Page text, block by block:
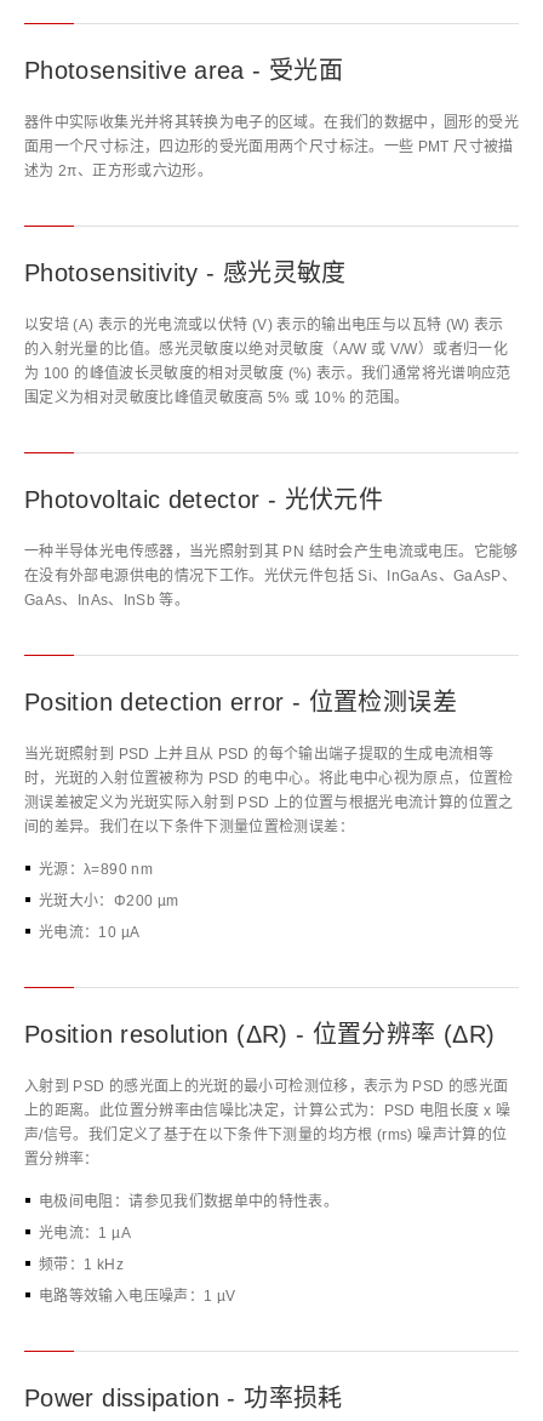
Photosensitive area - 受光面
器件中实际收集光并将其转换为电子的区域。在我们的数据中，圆形的受光
面用一个尺寸标注，四边形的受光面用两个尺寸标注。一些 PMT 尺寸被描
述为 2π、正方形或六边形。
Photosensitivity - 感光灵敏度
以安培 (A) 表示的光电流或以伏特 (V) 表示的输出电压与以瓦特 (W) 表示
的入射光量的比值。感光灵敏度以绝对灵敏度（A/W 或 V/W）或者归一化
为 100 的峰值波长灵敏度的相对灵敏度 (%) 表示。我们通常将光谱响应范
围定义为相对灵敏度比峰值灵敏度高 5% 或 10% 的范围。
Photovoltaic detector - 光伏元件
一种半导体光电传感器，当光照射到其 PN 结时会产生电流或电压。它能够
在没有外部电源供电的情况下工作。光伏元件包括 Si、InGaAs、GaAsP、
GaAs、InAs、InSb 等。
Position detection error - 位置检测误差
当光斑照射到 PSD 上并且从 PSD 的每个输出端子提取的生成电流相等
时，光斑的入射位置被称为 PSD 的电中心。将此电中心视为原点，位置检
测误差被定义为光斑实际入射到 PSD 上的位置与根据光电流计算的位置之
间的差异。我们在以下条件下测量位置检测误差：
光源：λ=890 nm
光斑大小：Φ200 µm
光电流：10 µA
Position resolution (ΔR) - 位置分辨率 (ΔR)
入射到 PSD 的感光面上的光斑的最小可检测位移，表示为 PSD 的感光面
上的距离。此位置分辨率由信噪比决定，计算公式为：PSD 电阻长度 x 噪
声/信号。我们定义了基于在以下条件下测量的均方根 (rms) 噪声计算的位
置分辨率：
电极间电阻：请参见我们数据单中的特性表。
光电流：1 µA
频带：1 kHz
电路等效输入电压噪声：1 µV
Power dissipation - 功率损耗